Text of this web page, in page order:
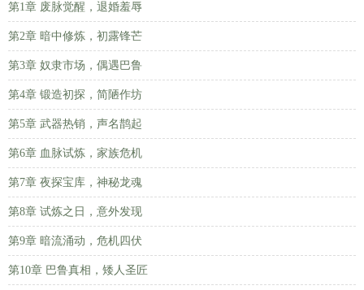
第1章 废脉觉醒，退婚羞辱
第2章 暗中修炼，初露锋芒
第3章 奴隶市场，偶遇巴鲁
第4章 锻造初探，简陋作坊
第5章 武器热销，声名鹊起
第6章 血脉试炼，家族危机
第7章 夜探宝库，神秘龙魂
第8章 试炼之日，意外发现
第9章 暗流涌动，危机四伏
第10章 巴鲁真相，矮人圣匠